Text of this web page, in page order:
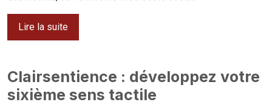
Lire la suite
Clairsentience : développez votre
sixième sens tactile